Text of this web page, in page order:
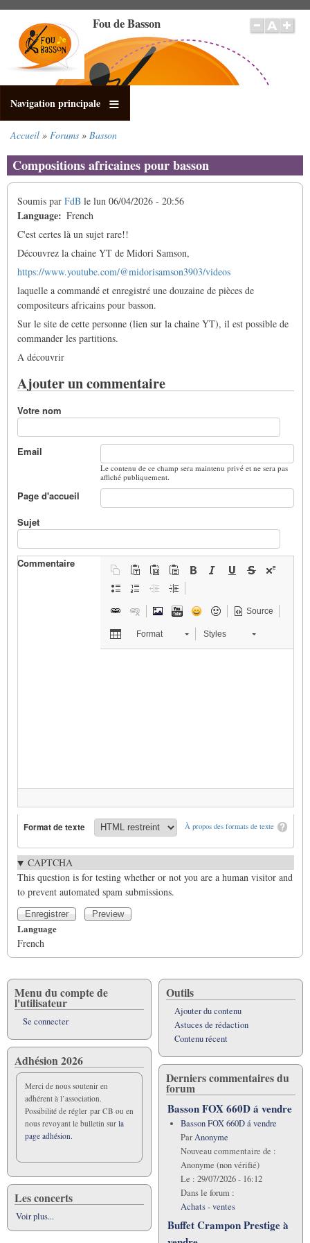
contenu
principal
Fou de Basson
Navigation principale
d'Ariane
Accueil Forums Basson
Compositions africaines pour basson
Soumis par FdB le lun 06/04/2026 - 20:56
Language
French
C'est certes là un sujet rare!!
Découvrez la chaine YT de Midori Samson,
https://www.youtube.com/@midorisamson3903/videos
laquelle a commandé et enregistré une douzaine de pièces de
compositeurs africains pour basson.
Sur le site de cette personne (lien sur la chaine YT), il est possible de
commander les partitions.
A découvrir
Ajouter un commentaire
Votre nom
Email
Le contenu de ce champ sera maintenu privé et ne sera pas
affiché publiquement.
Page d'accueil
Sujet
Commentaire
Source
Format Styles
À propos des formats de texte
Format de texte
CAPTCHA
This question is for testing whether or not you are a human visitor and
to prevent automated spam submissions.
Language
French
Menu du compte de
l'utilisateur
Se connecter
Adhésion 2026
Merci de nous soutenir en
adhérent à l’association.
Possibilité de régler par CB ou en
nous revoyant le bulletin sur la
page adhésion.
Les concerts
Voir plus...
Outils
Ajouter du contenu
Astuces de rédaction
Contenu récent
Derniers commentaires du
forum
Basson FOX 660D á vendre
Basson FOX 660D á vendre
ParAnonyme
Nouveau commentaire de :
Anonyme (non vérifié)
Le : 29/07/2026 - 16:12
Dans le forum :
Achats - ventes
Buffet Crampon Prestige à